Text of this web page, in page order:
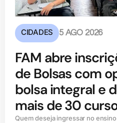
CIDADES 5 AGO 2026
FAM abre
de Bolsas com
bolsa integral e
mais de 30
Quem deseja ingressar no